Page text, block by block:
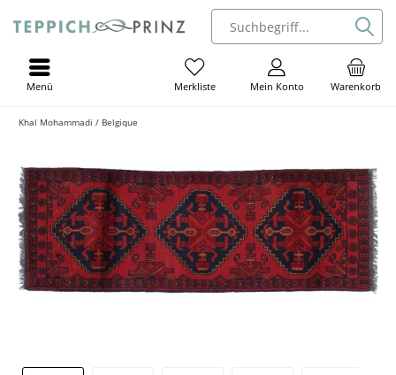
Warenkorb
Mein Konto
Merkliste
Menü
Khal Mohammadi / Belgique